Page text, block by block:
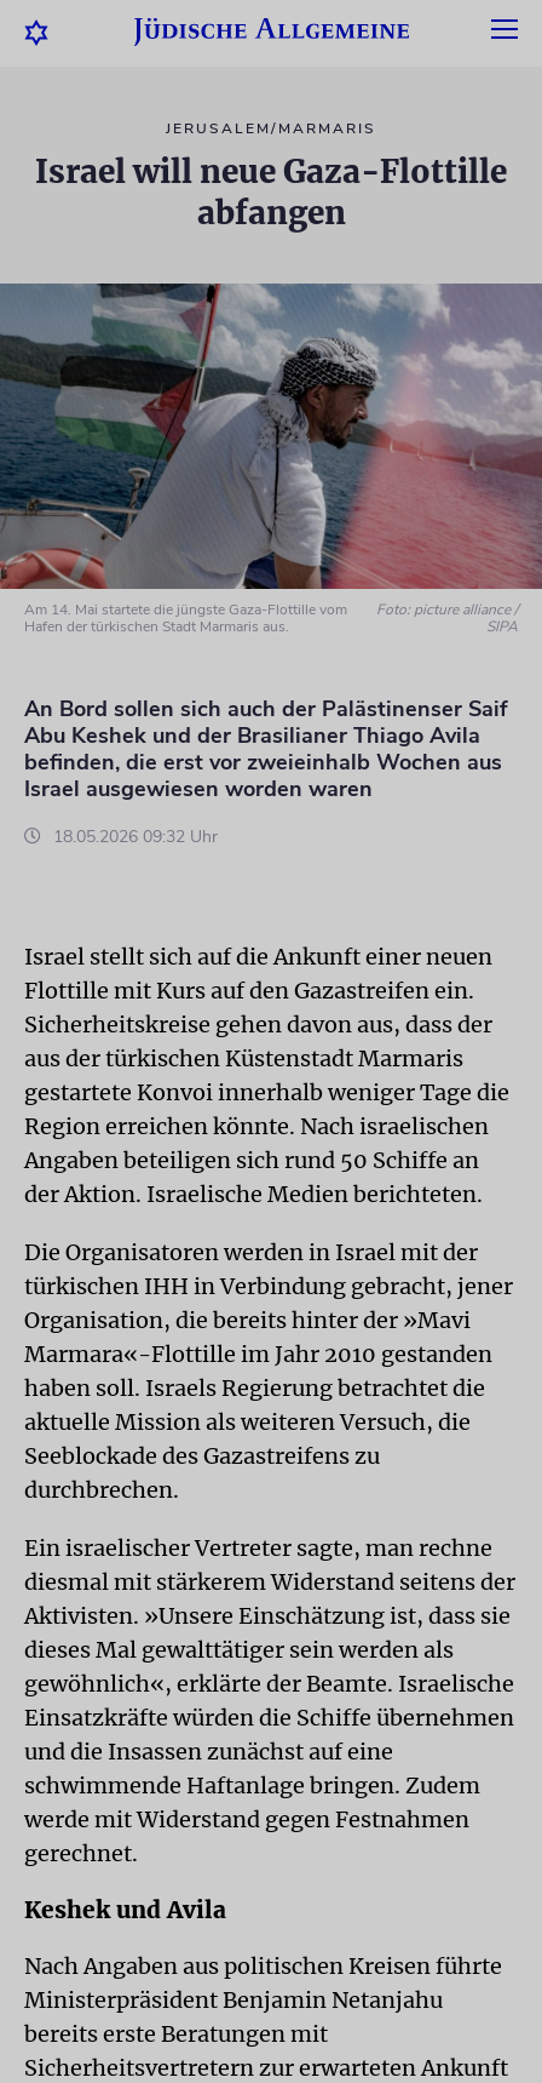
JERUSALEM/MARMARIS
Israel will neue Gaza-Flottille
abfangen
Am 14. Mai startete die jüngste Gaza-Flottille vom
Hafen der türkischen Stadt Marmaris aus.
Foto: picture alliance /
SIPA
An Bord sollen sich auch der Palästinenser Saif
Abu Keshek und der Brasilianer Thiago Avila
befinden, die erst vor zweieinhalb Wochen aus
Israel ausgewiesen worden waren
18.05.2026 09:32 Uhr
Israel stellt sich auf die Ankunft einer neuen
Flottille mit Kurs auf den Gazastreifen ein.
Sicherheitskreise gehen davon aus, dass der
aus der türkischen Küstenstadt Marmaris
gestartete Konvoi innerhalb weniger Tage die
Region erreichen könnte. Nach israelischen
Angaben beteiligen sich rund 50 Schiffe an
der Aktion. Israelische Medien berichteten.
Die Organisatoren werden in Israel mit der
türkischen IHH in Verbindung gebracht, jener
Organisation, die bereits hinter der »Mavi
Marmara«-Flottille im Jahr 2010 gestanden
haben soll. Israels Regierung betrachtet die
aktuelle Mission als weiteren Versuch, die
Seeblockade des Gazastreifens zu
durchbrechen.
Ein israelischer Vertreter sagte, man rechne
diesmal mit stärkerem Widerstand seitens der
Aktivisten. »Unsere Einschätzung ist, dass sie
dieses Mal gewalttätiger sein werden als
gewöhnlich«, erklärte der Beamte. Israelische
Einsatzkräfte würden die Schiffe übernehmen
und die Insassen zunächst auf eine
schwimmende Haftanlage bringen. Zudem
werde mit Widerstand gegen Festnahmen
gerechnet.
Keshek und Avila
Nach Angaben aus politischen Kreisen führte
Ministerpräsident Benjamin Netanjahu
bereits erste Beratungen mit
Sicherheitsvertretern zur erwarteten Ankunft